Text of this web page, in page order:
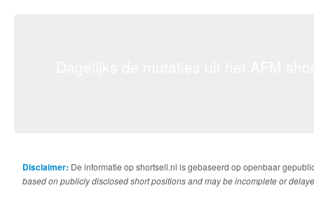
Disclaimer: De informatie op shortsell.nl is gebaseerd op openbaar
based on publicly disclosed short positions and may be incomplete or